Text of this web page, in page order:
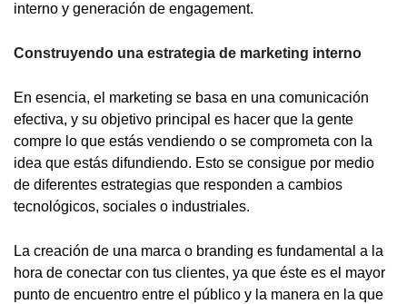
interno y generación de engagement.
Construyendo una estrategia de marketing interno
En esencia, el marketing se basa en una comunicación
efectiva, y su objetivo principal es hacer que la gente
compre lo que estás vendiendo o se comprometa con la
idea que estás difundiendo. Esto se consigue por medio
de diferentes estrategias que responden a cambios
tecnológicos, sociales o industriales.
La creación de una marca o branding es fundamental a la
hora de conectar con tus clientes, ya que éste es el mayor
punto de encuentro entre el público y la manera en la que